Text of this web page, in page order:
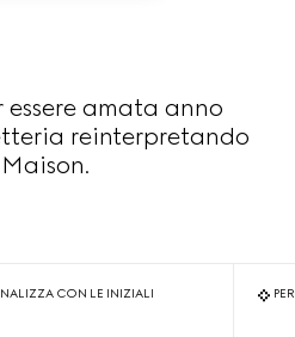
amata anno
reinterpretando
CON LE INIZIALI